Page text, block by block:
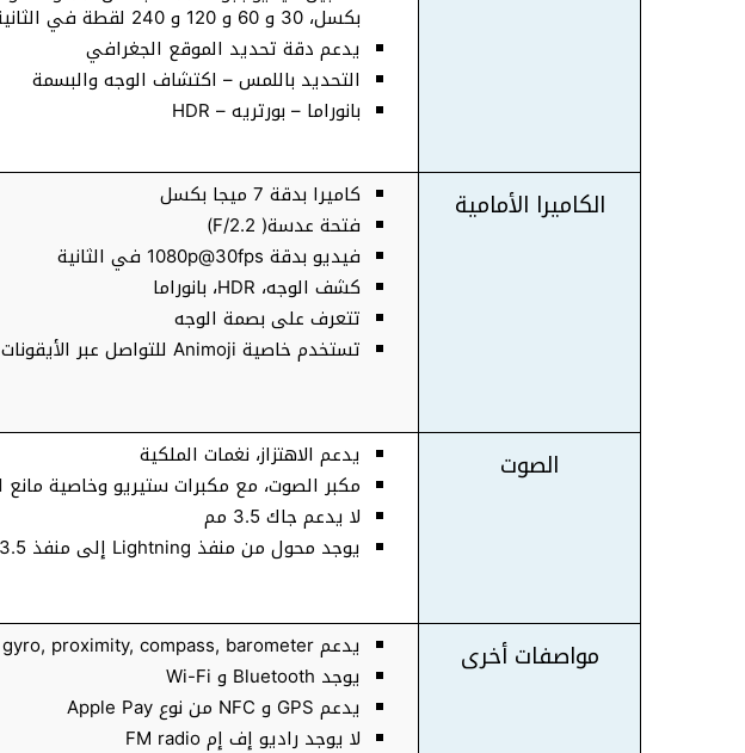
بكسل، 30 و 60 و 120 و 240 لقطة في الثانية
يدعم دقة تحديد الموقع الجغرافي
التحديد باللمس – اكتشاف الوجه والبسمة
بانوراما – بورتريه – HDR
الكاميرا الأمامية
كاميرا بدقة 7 ميجا بكسل
فتحة عدسة( F/2.2)
فيديو بدقة 1080p@30fps في الثانية
كشف الوجه، HDR، بانوراما
تتعرف على بصمة الوجه
تستخدم خاصية Animoji للتواصل عبر الأيقونات
الصوت
يدعم الاهتزاز، نغمات الملكية
مكبر الصوت، مع مكبرات ستيريو وخاصية مانع
لا يدعم جاك 3.5 مم
يوجد محول من منفذ Lightning إلى منفذ 3.5 ملم
مواصفات أخرى
يدعم accelerometer, gyro, proximity, compass, barometer
يوجد Bluetooth و Wi-Fi
يدعم GPS و NFC من نوع Apple Pay
لا يوجد راديو إف إم FM radio